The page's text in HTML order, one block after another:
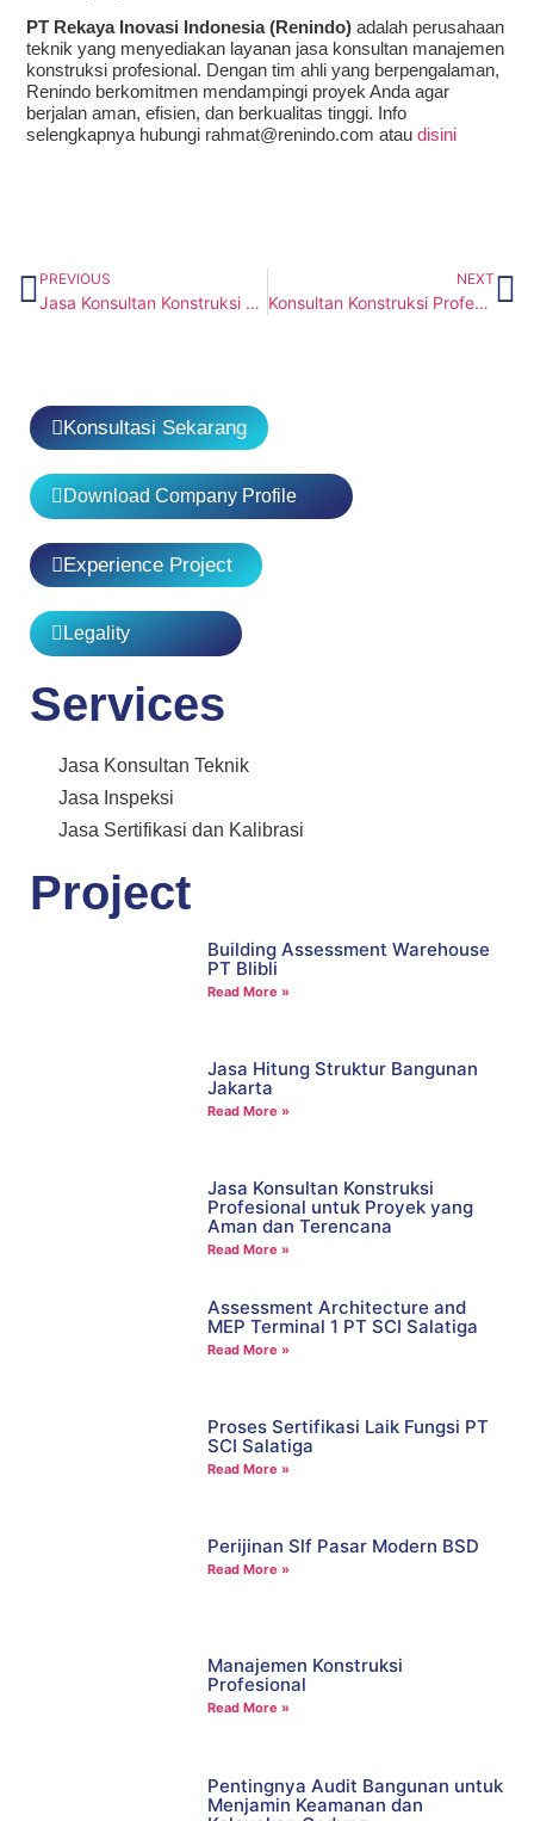
PT Rekaya Inovasi Indonesia (Renindo) adalah perusahaan
teknik yang menyediakan layanan jasa konsultan manajemen
konstruksi profesional. Dengan tim ahli yang berpengalaman,
Renindo berkomitmen mendampingi proyek Anda agar
berjalan aman, efisien, dan berkualitas tinggi. Info
selengkapnya hubungi rahmat@renindo.com atau disini
PREVIOUS
Jasa Konsultan Konstruksi Profesional untuk Proyek yang Aman dan Terencana
NEXT
Konsultan Konstruksi Profesional
Konsultasi Sekarang
Download Company Profile
Experience Project
Legality
Services
Jasa Konsultan Teknik
Jasa Inspeksi
Jasa Sertifikasi dan Kalibrasi
Project
Building Assessment Warehouse
PT Blibli
Read More »
Jasa Hitung Struktur Bangunan
Jakarta
Read More »
Jasa Konsultan Konstruksi
Profesional untuk Proyek yang
Aman dan Terencana
Read More »
Assessment Architecture and
MEP Terminal 1 PT SCI Salatiga
Read More »
Proses Sertifikasi Laik Fungsi PT
SCI Salatiga
Read More »
Perijinan Slf Pasar Modern BSD
Read More »
Manajemen Konstruksi
Profesional
Read More »
Pentingnya Audit Bangunan untuk
Menjamin Keamanan dan